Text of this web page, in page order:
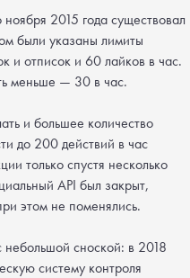
2015 года существовал
были указаны лимиты
и отписок и 60 лайков в час.
меньше — 30 в час.
и большее количество
до 200 действий в час
только спустя несколько
API был закрыт,
этом не поменялись.
сноской: в 2018
систему контроля